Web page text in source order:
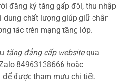
đăng ký tăng gấp đôi, thu nhập
dung chất lượng giúp giữ chân
tác trên mạng tầng lớp.
tăng đẳng cấp websitequa
84963138666 hoặc
để được tham mưu chi tiết.